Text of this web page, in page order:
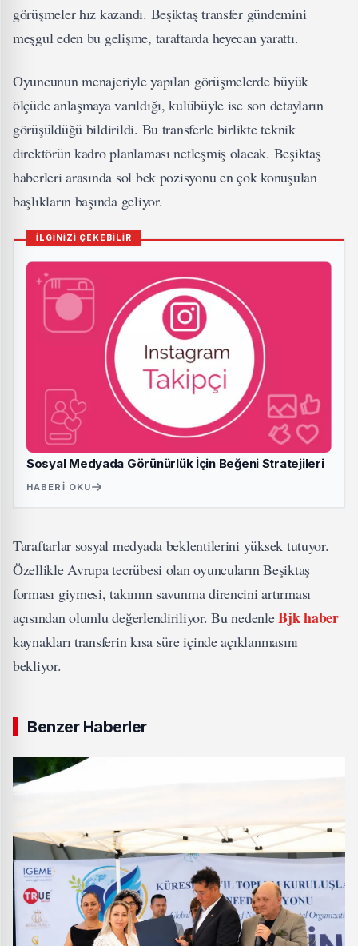
görüşmeler hız kazandı. Beşiktaş transfer gündemini
meşgul eden bu gelişme, taraftarda heyecan yarattı.
Oyuncunun menajeriyle yapılan görüşmelerde büyük
ölçüde anlaşmaya varıldığı, kulübüyle ise son detayların
görüşüldüğü bildirildi. Bu transferle birlikte teknik
direktörün kadro planlaması netleşmiş olacak. Beşiktaş
haberleri arasında sol bek pozisyonu en çok konuşulan
başlıkların başında geliyor.
İLGİNİZİ ÇEKEBİLİR
Sosyal Medyada Görünürlük İçin Beğeni Stratejileri
HABERI OKU
Taraftarlar sosyal medyada beklentilerini yüksek tutuyor.
Özellikle Avrupa tecrübesi olan oyuncuların Beşiktaş
forması giymesi, takımın savunma direncini artırması
açısından olumlu değerlendiriliyor. Bu nedenleBjk haber
kaynakları transferin kısa süre içinde açıklanmasını
bekliyor.
Benzer Haberler